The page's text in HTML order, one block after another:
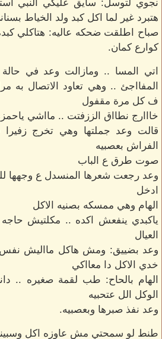
نجوي لتوسل: سايق عليكي النبي
هتبرد غير لما اكل كبد ولد الخياط
صباح اطلقت ضحكه عاليه: هتاكلي
كوارع كمان.
اتي المسا .. ومازالت وعد في
المفااجئ .. وهي تعاود الاتصال به
ف كل مرة مقفول
خااارج نطااق الززفتت .. مااشي
قالت وعد جملتها وهي تخرج زفيرا
الفراش بعصبيه
صوت طرق ع الباب
وعد رجعت شعرها المنسدل ع وجهها
ادخل
الهام وهي ممسكه بصنيه الاكل
ياكبدي ينفعش اكده .. مكلتيش
العيال
وعد بضييق: ومش هاكل مااليش
خدي الاكل دا معااكي
الهام بالحاح: طب لقمة صغيره ..
الوكل الل عتحبيه
وعد نفذ صبرها وبعصبيه.
طنط لو سمحتي مش عاوزه اكل